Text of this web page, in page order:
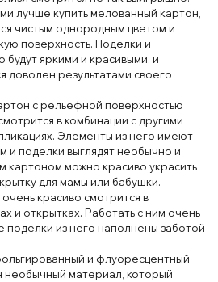
лучше купить мелованный картон,
чистым однородным цветом и
поверхность. Поделки и
будут яркими и красивыми, и
доволен результатами своего
с рельефной поверхностью
в комбинации с другими
Элементы из него имеют
и поделки выглядят необычно и
картоном можно красиво украсить
для мамы или бабушки.
красиво смотрится в
и открытках. Работать с ним очень
поделки из него наполнены заботой
и флуоресцентный
необычный материал, который